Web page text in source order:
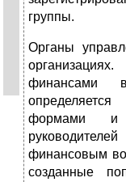
группы.
Органы
финансами в
формами и
финансовым
созданные